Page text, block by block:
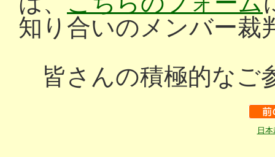
知り合いのメンバー裁
皆さんの積極的なご
日